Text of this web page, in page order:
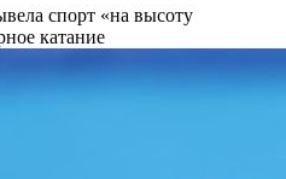
спорт «на высоту
катание